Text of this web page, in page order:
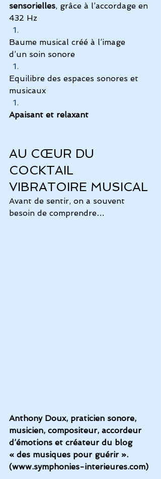
sensorielles, grâce à l’accordage en
432 Hz
Baume musical créé à l’image
d’un soin sonore
Equilibre des espaces sonores et
musicaux
Apaisant et relaxant
AU CŒUR DU
COCKTAIL
VIBRATOIRE MUSICAL
Avant de sentir, on a souvent
besoin de comprendre…
Anthony Doux, praticien sonore,
musicien, compositeur, accordeur
d’émotions et créateur du blog
« des musiques pour guérir ».
(www.symphonies-interieures.com)